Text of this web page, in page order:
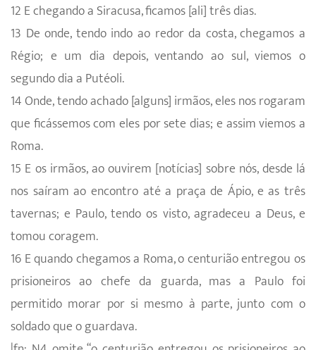
12 E chegando a Siracusa, ficamos [ali] três dias.
13 De onde, tendo indo ao redor da costa, chegamos a
Régio; e um dia depois, ventando ao sul, viemos o
segundo dia a Putéoli.
14 Onde, tendo achado [alguns] irmãos, eles nos rogaram
que ficássemos com eles por sete dias; e assim viemos a
Roma.
15 E os irmãos, ao ouvirem [notícias] sobre nós, desde lá
nos saíram ao encontro até a praça de Ápio, e as três
tavernas; e Paulo, tendo os visto, agradeceu a Deus, e
tomou coragem.
16 E quando chegamos a Roma, o centurião entregou os
prisioneiros ao chefe da guarda, mas a Paulo foi
permitido morar por si mesmo à parte, junto com o
soldado que o guardava.